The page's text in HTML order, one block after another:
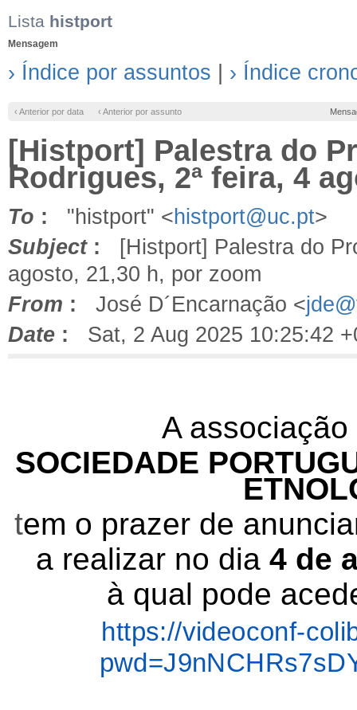
Lista histport
Mensagem
› Índice por assuntos › Índice
‹ Anterior por data ‹ Anterior por assunto
[Histport] Palestra do
Rodrigues, 2ª feira, 4
To : "histport" <histport@uc.pt>
Subject: [Histport] Palestra do
agosto, 21,30 h, por zoom
From : José D´Encarnação <
Date : Sat, 2 Aug 2025 10:25:42
A
SOCIEDADE
tem o prazer de
a realizar no dia 4 de
à qual pode
https://videoconf-